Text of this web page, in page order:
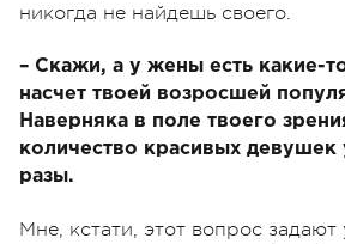
никогда не найдешь своего.
– Скажи, а у жены есть какие-
насчет твоей возросшей
Наверняка в поле твоего
количество красивых девушек
разы.
Мне, кстати, этот вопрос задают